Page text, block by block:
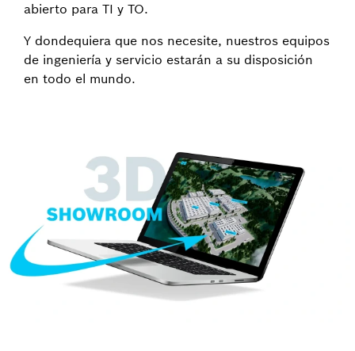
abierto para TI y TO.
Y dondequiera que nos necesite, nuestros equipos
de ingeniería y servicio estarán a su disposición
en todo el mundo.